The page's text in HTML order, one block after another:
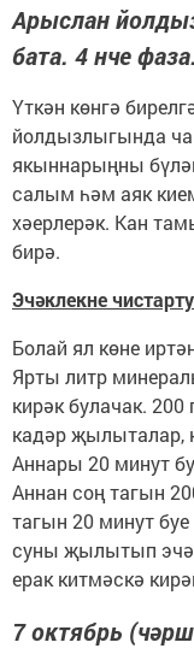
Арыслан
бата. 4 нче
Үткән көнгә
йолдызлыгында
якыннарыңны
салым һәм аяк
хәерлерәк. Кан
бирә.
Эчәклекне
Болай ял көне
Ярты литр
кирәк булачак.
кадәр җылыталар,
Аннары 20 минут
Аннан соң тагын
тагын 20 минут
суны җылытып
ерак китмәскә
7 октябрь